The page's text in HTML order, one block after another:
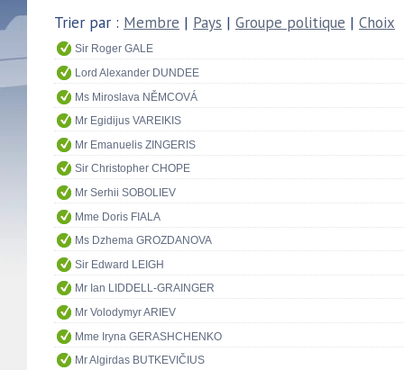
Trier par : Membre | Pays | Groupe politique | Choix
Sir Roger GALE
Lord Alexander DUNDEE
Ms Miroslava NĚMCOVÁ
Mr Egidijus VAREIKIS
Mr Emanuelis ZINGERIS
Sir Christopher CHOPE
Mr Serhii SOBOLIEV
Mme Doris FIALA
Ms Dzhema GROZDANOVA
Sir Edward LEIGH
Mr Ian LIDDELL-GRAINGER
Mr Volodymyr ARIEV
Mme Iryna GERASHCHENKO
Mr Algirdas BUTKEVIČIUS